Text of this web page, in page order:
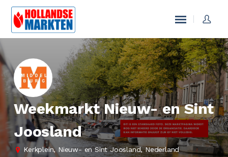
Weekmarkt Nieuw- en Sint
Joosland
Kerkplein, Nieuw- en Sint Joosland, Nederland